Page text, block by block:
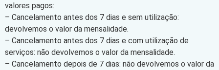
valores pagos:
– Cancelamento antes dos 7 dias e sem utilização:
devolvemos o valor da mensalidade.
– Cancelamento antes dos 7 dias e com utilização de
serviços: não devolvemos o valor da mensalidade.
– Cancelamento depois de 7 dias: não devolvemos o valor da